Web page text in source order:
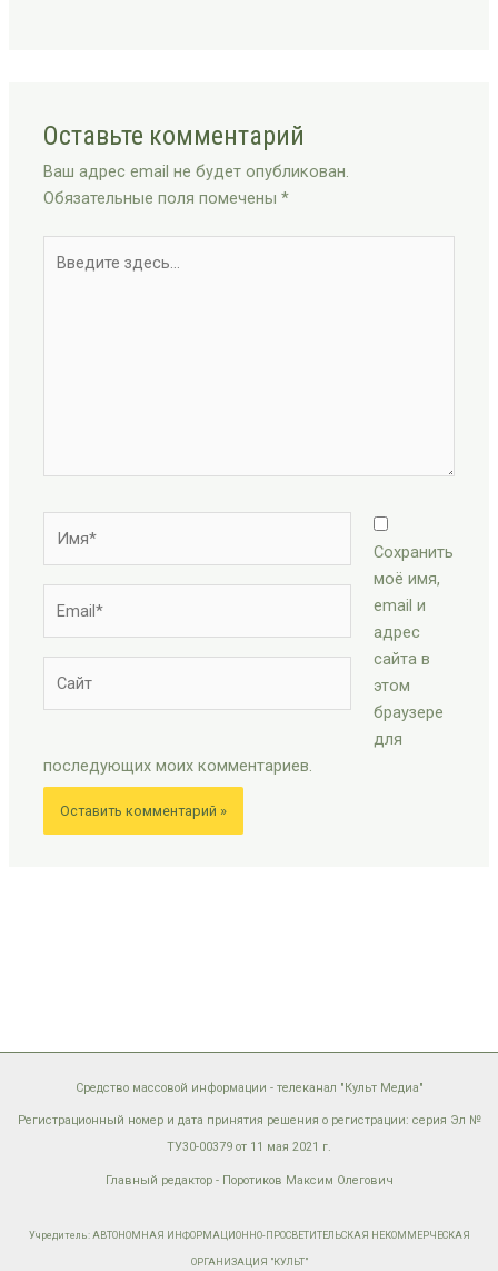
Оставьте комментарий
Ваш адрес email не будет опубликован.
Обязательные поля помечены*
здесь...
Сохранить
моё имя,
email и
адрес
сайта в
этом
браузере
для
последующих моих комментариев.
Средство массовой информации - телеканал "Культ Медиа"
Регистрационный номер и дата принятия решения о регистрации: серия Эл №
ТУ30-00379 от 11 мая 2021 г.
Главный редактор - Поротиков Максим Олегович
Учредитель: АВТОНОМНАЯ ИНФОРМАЦИОННО-ПРОСВЕТИТЕЛЬСКАЯ НЕКОММЕРЧЕСКАЯ
ОРГАНИЗАЦИЯ "КУЛЬТ"